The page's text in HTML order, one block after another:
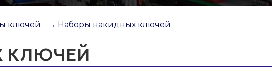
ключей → Наборы накидных ключей
КЛЮЧЕЙ